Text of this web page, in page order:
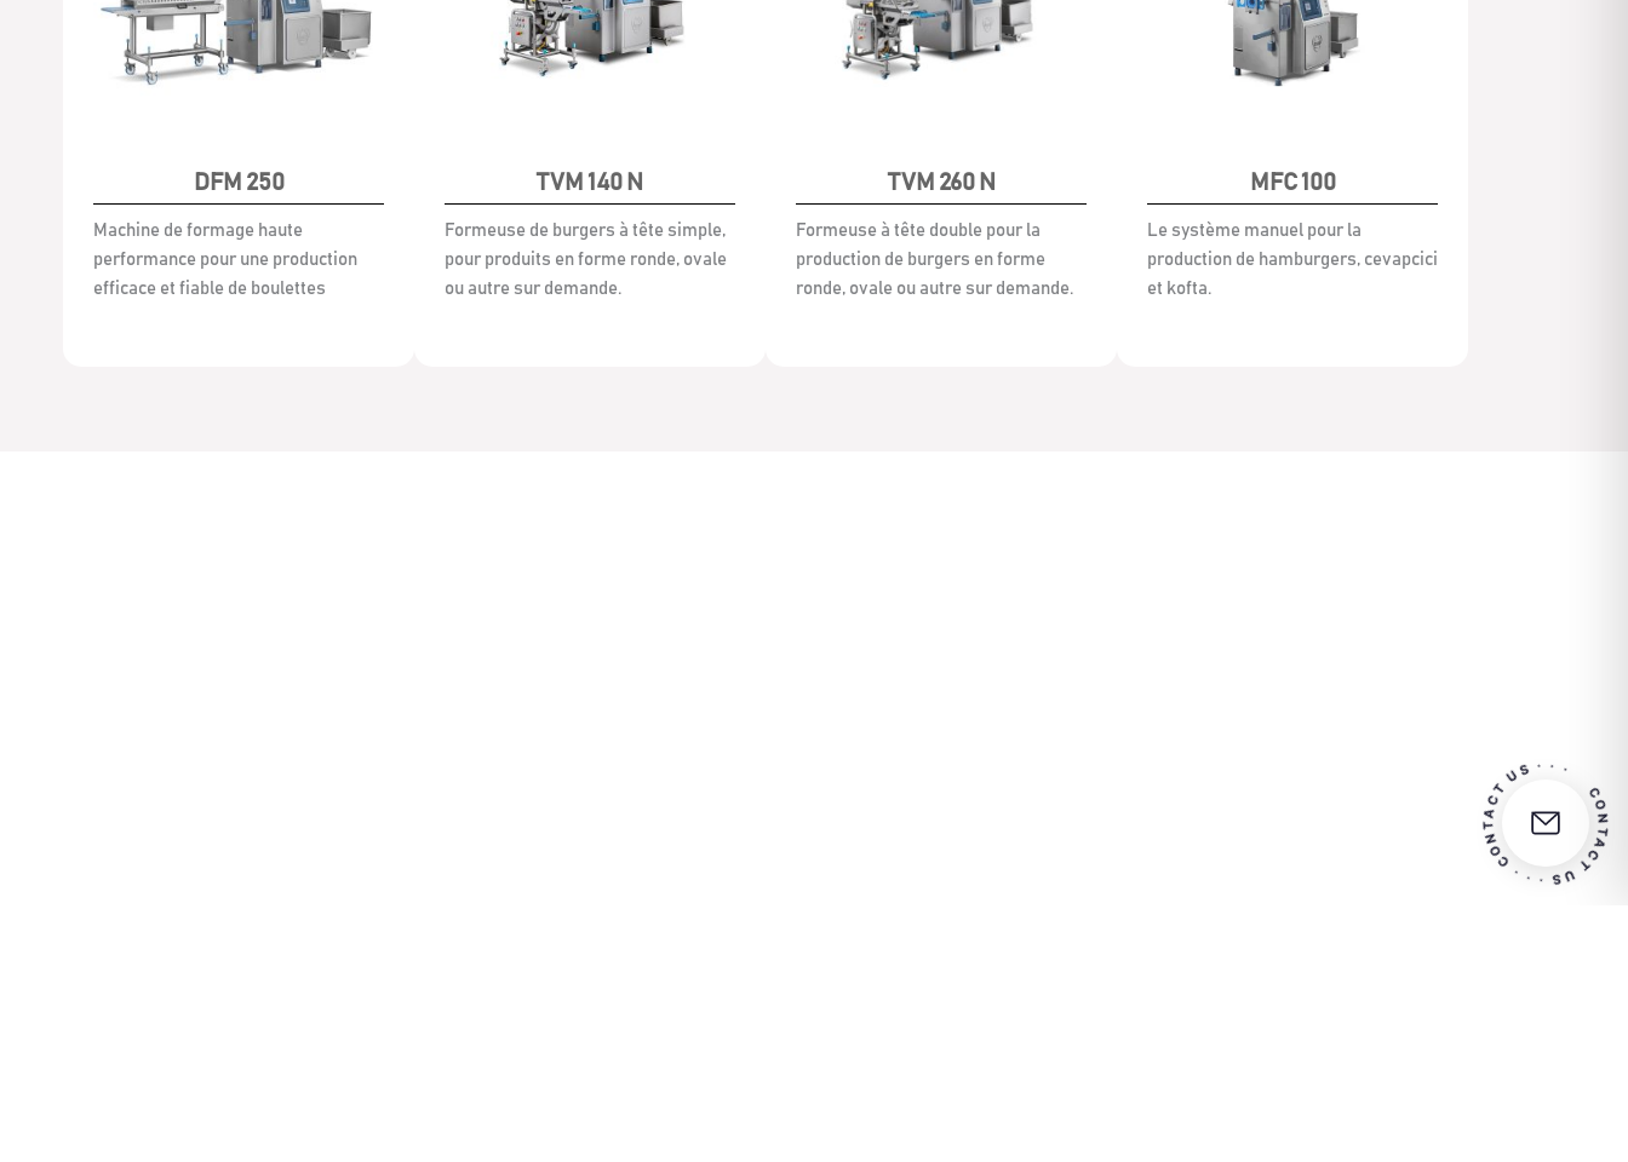
DFM 250
Machine de formage haute
performance pour une production
efficace et fiable de boulettes
TVM 140 N
Formeuse de burgers à tête simple,
pour produits en forme ronde, ovale
ou autre sur demande.
TVM 260 N
Formeuse à tête double pour la
production de burgers en forme
ronde, ovale ou autre sur demande.
MFC 100
Le système manuel pour la
production de hamburgers, cevapcici
et kofta.
CONTACT US · · · CONTACT US · · ·